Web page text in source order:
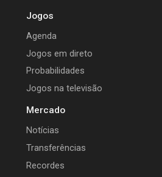
Jogos
Agenda
Jogos em direto
Probabilidades
Jogos na televisão
Mercado
Notícias
Transferências
Recordes